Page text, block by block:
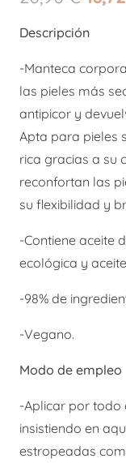
era:
Descripción
-Manteca
las pieles más
antipicor y
Apta para pieles
rica gracias a su
reconfortan las
su flexibilidad y
-Contiene aceite
ecológica y
-98% de
-Vegano.
Modo de empleo
-Aplicar por todo
insistiendo en
estropeadas